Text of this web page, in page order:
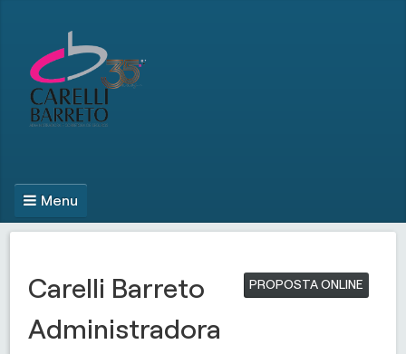
Menu
PROPOSTA ONLINE
Carelli Barreto
Administradora